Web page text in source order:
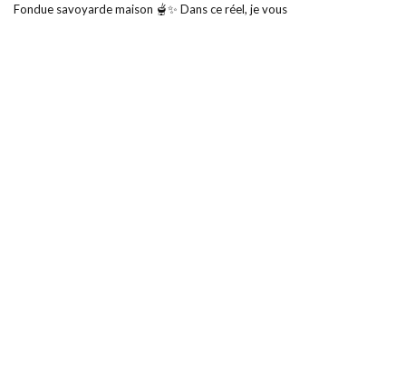
Fondue savoyarde maison 🫕✨ Dans ce réel, je vous